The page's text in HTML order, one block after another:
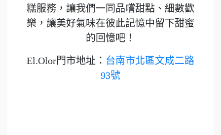
糕服務，讓我們一同品嚐甜點、細數歡
樂，讓美好氣味在彼此記憶中留下甜蜜
的回憶吧！
El.Olor門市地址： 台南市北區文成二路
93號